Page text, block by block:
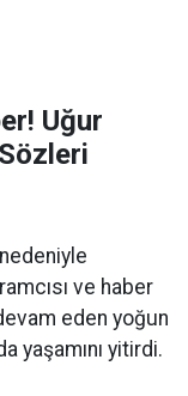
Uğur
Sözleri
ve haber
eden yoğun
yaşamını yitirdi.